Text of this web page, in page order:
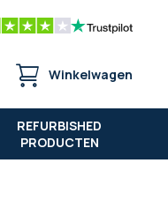
Winkelwagen
REFURBISHED
PRODUCTEN